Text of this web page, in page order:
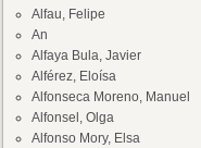
Alfau, Felipe
An
Alfaya Bula, Javier
Alférez, Eloísa
Alfonseca Moreno, Manuel
Alfonsel, Olga
Alfonso Mory, Elsa